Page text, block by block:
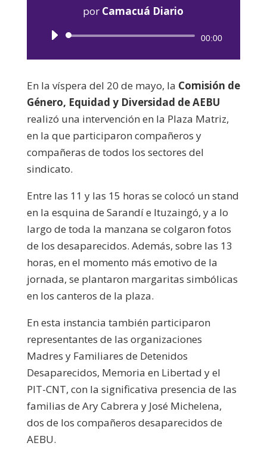
por Camacuá Diario
Reproductor
00:00
En la víspera del 20 de mayo, la Comisión de
Género, Equidad y Diversidad de AEBU
realizó una intervención en la Plaza Matriz,
en la que participaron compañeros y
compañeras de todos los sectores del
sindicato.
Entre las 11 y las 15 horas se colocó un stand
en la esquina de Sarandí e Ituzaingó, y a lo
largo de toda la manzana se colgaron fotos
de los desaparecidos. Además, sobre las 13
horas, en el momento más emotivo de la
jornada, se plantaron margaritas simbólicas
en los canteros de la plaza.
En esta instancia también participaron
representantes de las organizaciones
Madres y Familiares de Detenidos
Desaparecidos, Memoria en Libertad y el
PIT-CNT, con la significativa presencia de las
familias de Ary Cabrera y José Michelena,
dos de los compañeros desaparecidos de
AEBU.